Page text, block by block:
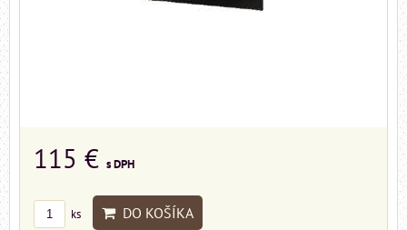
115 € s DPH
ks DO KOŠÍKA